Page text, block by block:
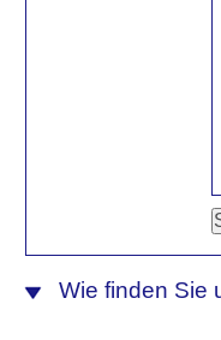
Wie finden Sie